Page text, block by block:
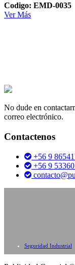
Codigo: EMD-0035
Ver Más
No dude en
correo electrónico.
Contactenos
+56 9
+56 9
Seguridad Industrial